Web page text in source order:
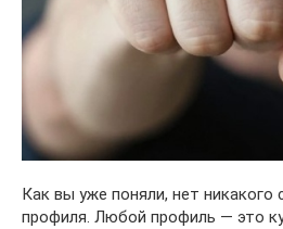
Как вы уже поняли, нет никакого
профиля. Любой профиль — это